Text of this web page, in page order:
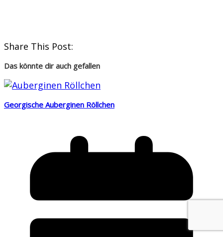
Share This Post:
Das könnte dir auch gefallen
Georgische Auberginen Röllchen